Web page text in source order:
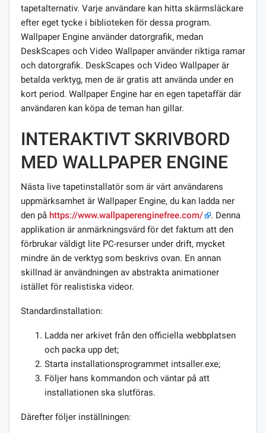
tapetalternativ. Varje användare kan hitta skärmsläckare
efter eget tycke i biblioteken för dessa program.
Wallpaper Engine använder datorgrafik, medan
DeskScapes och Video Wallpaper använder riktiga ramar
och datorgrafik. DeskScapes och Video Wallpaper är
betalda verktyg, men de är gratis att använda under en
kort period. Wallpaper Engine har en egen tapetaffär där
användaren kan köpa de teman han gillar.
INTERAKTIVT SKRIVBORD
MED WALLPAPER ENGINE
Nästa live tapetinstallatör som är värt användarens
uppmärksamhet är Wallpaper Engine, du kan ladda ner
den på https://www.wallpaperenginefree.com/
. Denna
applikation är anmärkningsvärd för det faktum att den
förbrukar väldigt lite PC-resurser under drift, mycket
mindre än de verktyg som beskrivs ovan. En annan
skillnad är användningen av abstrakta animationer
istället för realistiska videor.
Standardinstallation:
Ladda ner arkivet från den officiella webbplatsen
och packa upp det;
Starta installationsprogrammet intsaller.exe;
Följer hans kommandon och väntar på att
installationen ska slutföras.
Därefter följer inställningen: